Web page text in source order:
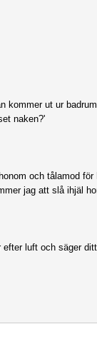
kommer ut ur
naken?'
och tålamod för
jag att slå ihjäl
luft och säger